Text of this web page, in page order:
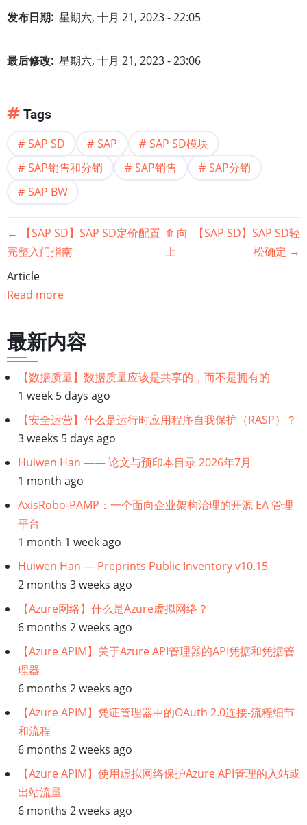
发布日期 星期六, 十月 21, 2023 - 22:05
最后修改 星期六, 十月 21, 2023 - 23:06
Tags
SAP SD SAP
SAP SD模块
SAP销售和分销
SAP销售
SAP分销
SAP BW
书
遍
历
链
接：
【SAP
SD】
SAP
SD
模
块：
简
化
销
售
和
分
销
←
【SAP SD】SAP SD定价配置
完整入门指南
⤊ 向
上
【SAP SD】SAP SD轻
松确定 →
Article
Read more
最新内容
【数据质量】数据质量应该是共享的，而不是拥有的
1 week 5 days ago
【安全运营】什么是运行时应用程序自我保护（RASP）？
3 weeks 5 days ago
Huiwen Han —— 论文与预印本目录 2026年7月
1 month ago
AxisRobo-PAMP：一个面向企业架构治理的开源 EA 管理
平台
1 month 1 week ago
Huiwen Han — Preprints Public Inventory v10.15
2 months 3 weeks ago
【Azure网络】什么是Azure虚拟网络？
6 months 2 weeks ago
【Azure APIM】关于Azure API管理器的API凭据和凭据管
理器
6 months 2 weeks ago
【Azure APIM】凭证管理器中的OAuth 2.0连接-流程细节
和流程
6 months 2 weeks ago
【Azure APIM】使用虚拟网络保护Azure API管理的入站或
出站流量
6 months 2 weeks ago